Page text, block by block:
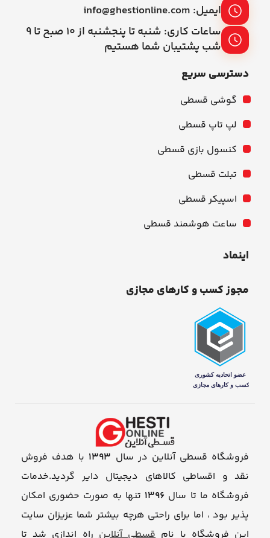
ایمیل: info@ghestionline.com
ساعات کاری: شنبه تا پنجشنبه از ۱۰ صبح تا ۹
شب پشتیبان شما هستیم
دسترسی سریع
گوشی قسطی
لپ تاپ قسطی
کنسول بازی قسطی
تبلت قسطی
اسپیکر قسطی
ساعت هوشمند قسطی
اینماد
مجوز کسب و کارهای مجازی
فروشگاه قسطی آنلاین در سال 1393 با هدف فروش
نقد و اقساطی کالاهای دیجیتال دایر گردید.خدمات
فروشگاه ما تا سال 1396 تنها به صورت حضوری امکان
پذیر بود ، اما برای راحتی هرچه بیشتر شما عزیزان سایت
این فروشگاه با نامقسطی آنلاین راه اندازی شد تا